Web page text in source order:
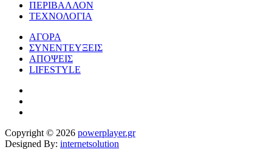
ΠΕΡΙΒΑΛΛΟΝ
ΤΕΧΝΟΛΟΓΙΑ
ΑΓΟΡΑ
ΣΥΝΕΝΤΕΥΞΕΙΣ
ΑΠΟΨΕΙΣ
LIFESTYLE
Copyright © 2026 powerplayer.gr
Designed By: internetsolution